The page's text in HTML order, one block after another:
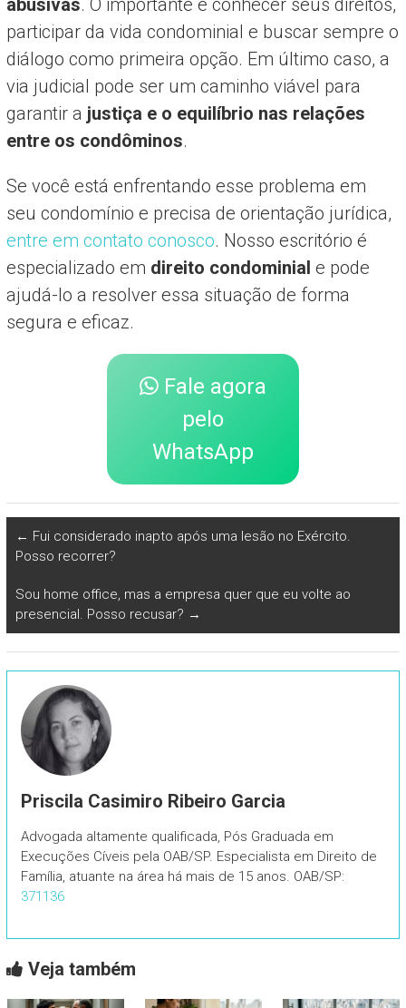
abusivas. O importante é conhecer seus direitos,
participar da vida condominial e buscar sempre o
diálogo como primeira opção. Em último caso, a
via judicial pode ser um caminho viável para
garantir a justiça e o equilíbrio nas relações
entre os condôminos.
Se você está enfrentando esse problema em
seu condomínio e precisa de orientação jurídica,
entre em contato conosco. Nosso escritório é
especializado em direito condominial e pode
ajudá-lo a resolver essa situação de forma
segura e eficaz.
Fale agora
pelo
WhatsApp
← Fui considerado inapto após uma lesão no Exército.
Posso recorrer?
Sou home office, mas a empresa quer que eu volte ao
presencial. Posso recusar? →
Priscila Casimiro Ribeiro Garcia
Advogada altamente qualificada, Pós Graduada em
Execuções Cíveis pela OAB/SP. Especialista em Direito de
Família, atuante na área há mais de 15 anos. OAB/SP:
371136
Veja também